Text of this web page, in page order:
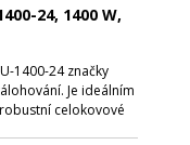
24, 1400 W,
1400-24 značky
Je ideálním
celokovové